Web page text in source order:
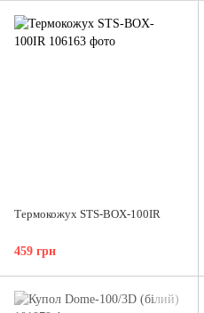
Термокожух STS-BOX-100IR
459 грн